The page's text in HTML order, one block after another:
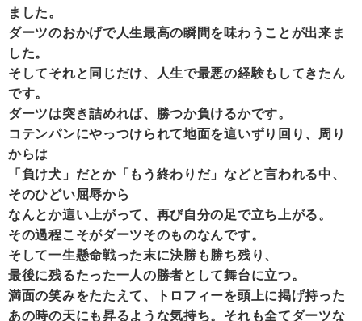
ました。
ダーツのおかげで人生最高の瞬間を味わうことが出来ま
した。
そしてそれと同じだけ、人生で最悪の経験もしてきたん
です。
ダーツは突き詰めれば、勝つか負けるかです。
コテンパンにやっつけられて地面を這いずり回り、周り
からは
「負け犬」だとか「もう終わりだ」などと言われる中、
そのひどい屈辱から
なんとか這い上がって、再び自分の足で立ち上がる。
その過程こそがダーツそのものなんです。
そして一生懸命戦った末に決勝も勝ち残り、
最後に残るたった一人の勝者として舞台に立つ。
満面の笑みをたたえて、トロフィーを頭上に掲げ持った
あの時の天にも昇るような気持ち。それも全てダーツな